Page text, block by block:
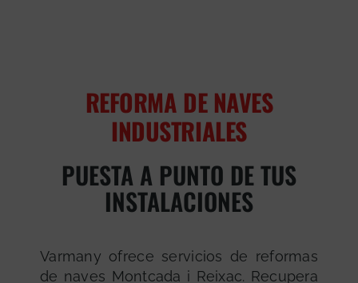
REFORMA DE NAVES
INDUSTRIALES
PUESTA A PUNTO DE TUS
INSTALACIONES
Varmany ofrece servicios de reformas
de naves Montcada i Reixac. Recupera